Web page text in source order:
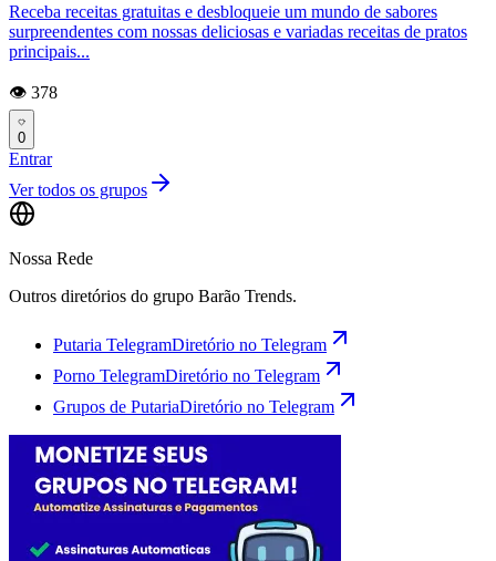
Receba receitas gratuitas e desbloqueie um mundo de sabores
surpreendentes com nossas deliciosas e variadas receitas de pratos
principais...
👁️ 378
0
Entrar
Ver todos os grupos
Nossa Rede
Outros diretórios do grupo Barão Trends.
Putaria TelegramDiretório no Telegram
Porno TelegramDiretório no Telegram
Grupos de PutariaDiretório no Telegram